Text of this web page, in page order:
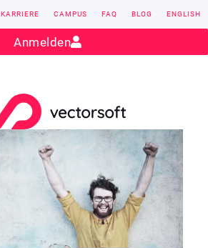
Kontakt:sales@vectorsoft.de
KARRIERE CAMPUS FAQ BLOG ENGLISH
Anmelden